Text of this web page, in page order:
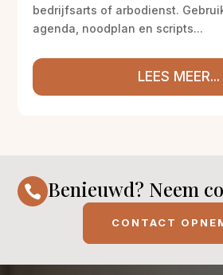
bedrijfsarts of arbodienst.
agenda, noodplan en scripts...
LEES MEER...
 Benieuwd? Neem
CONTACT